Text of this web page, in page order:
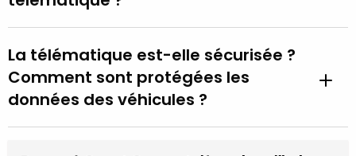
La télématique est-elle sécurisée ?
Comment sont protégées les
données des véhicules ?